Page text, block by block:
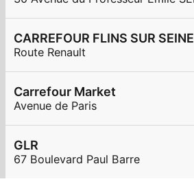
CARREFOUR FLINS SUR SEINE
Route Renault
Carrefour Market
Avenue de Paris
GLR
67 Boulevard Paul Barre